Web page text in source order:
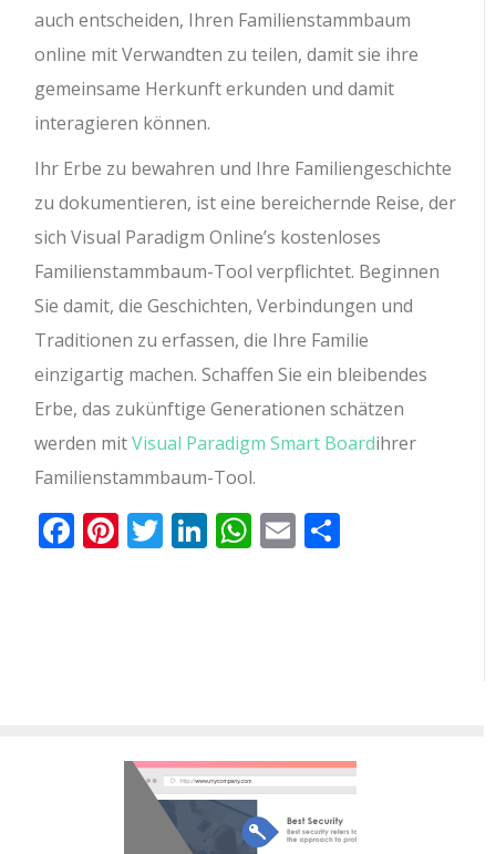
auch entscheiden, Ihren Familienstammbaum
online mit Verwandten zu teilen, damit sie ihre
gemeinsame Herkunft erkunden und damit
interagieren können.
Ihr Erbe zu bewahren und Ihre Familiengeschichte
zu dokumentieren, ist eine bereichernde Reise, der
sich Visual Paradigm Online’s kostenloses
Familienstammbaum-Tool verpflichtet. Beginnen
Sie damit, die Geschichten, Verbindungen und
Traditionen zu erfassen, die Ihre Familie
einzigartig machen. Schaffen Sie ein bleibendes
Erbe, das zukünftige Generationen schätzen
werden mitVisual Paradigm Smart Boardihrer
Familienstammbaum-Tool.
Facebook
Pinterest
Twitter
LinkedIn
WhatsApp
Email